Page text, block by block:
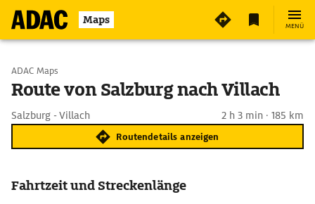
Maps MENÜ
Start wählen
ADAC Maps
Route von Salzburg nach Villach
Salzburg - Villach 2 h 3 min · 185 km
Routendetails anzeigen
Fahrtzeit und Streckenlänge